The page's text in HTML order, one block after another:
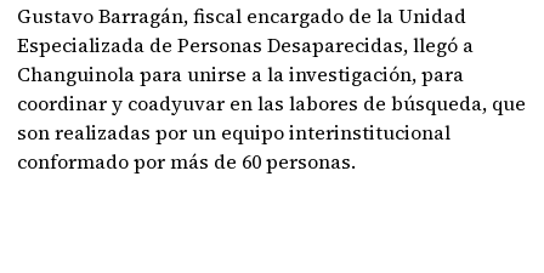
Gustavo Barragán, fiscal encargado de la Unidad
Especializada de Personas Desaparecidas, llegó a
Changuinola para unirse a la investigación, para
coordinar y coadyuvar en las labores de búsqueda, que
son realizadas por un equipo interinstitucional
conformado por más de 60 personas.